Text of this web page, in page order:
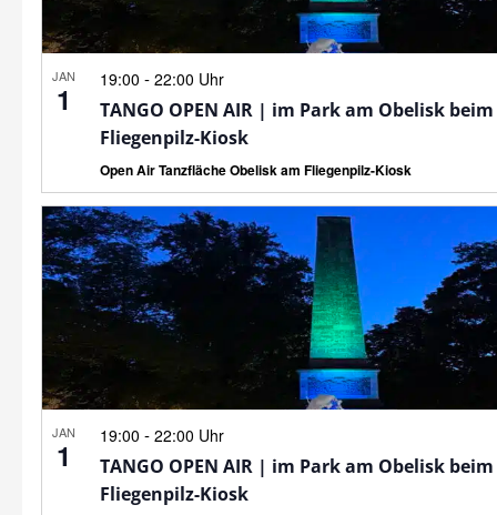
JAN
1
19:00 - 22:00 Uhr
TANGO OPEN AIR | im Park am Obelisk beim
Fliegenpilz-Kiosk
Open Air Tanzfläche Obelisk am Fliegenpilz-Kiosk
JAN
1
19:00 - 22:00 Uhr
TANGO OPEN AIR | im Park am Obelisk beim
Fliegenpilz-Kiosk